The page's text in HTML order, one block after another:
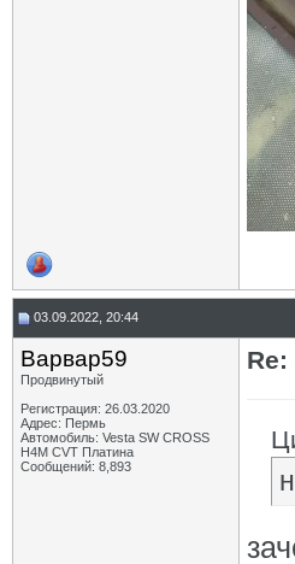
03.09.2022, 20:44
Варвар59
Продвинутый
Регистрация: 26.03.2020
Адрес: Пермь
Автомобиль: Vesta SW CROSS
H4M CVT Платина
Сообщений: 8,893